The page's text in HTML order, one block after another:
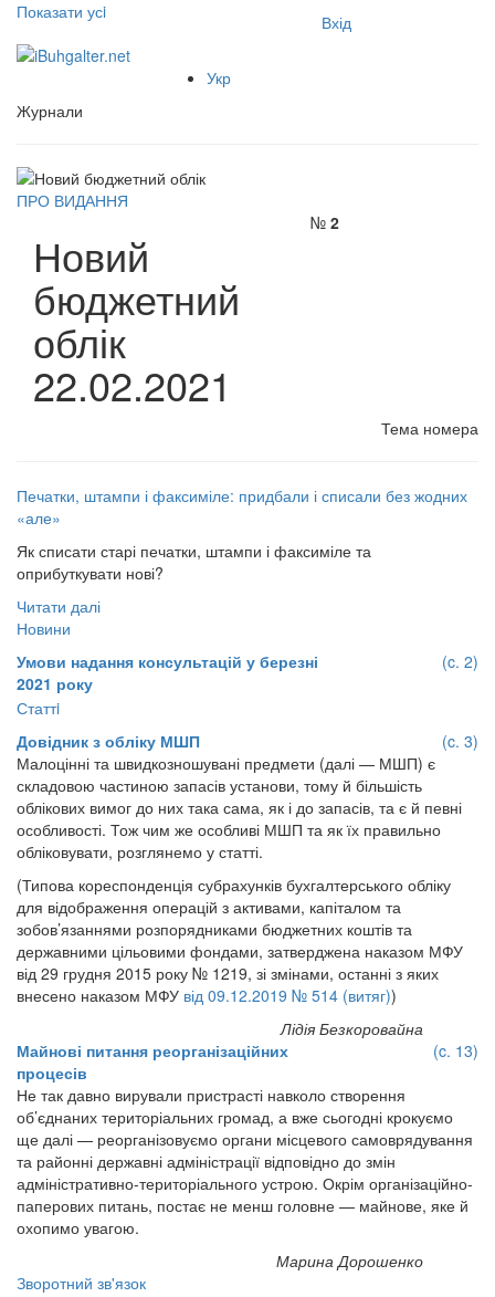
Показати усi Вхід
Укр
Журнали
ПРО ВИДАННЯ
Новий
бюджетний
облік
22.02.2021
№ 2
Тема номера
Печатки, штампи і факсиміле: придбали і списали без жодних
«але»
Як списати старі печатки, штампи і факсиміле та
оприбуткувати нові?
Читати далі
Новини
Умови надання консультацій у березні
2021 року
(c. 2)
Статтi
Довідник з обліку МШП
(c. 3)
Малоцінні та швидкозношувані предмети (далі — МШП) є
складовою частиною запасів установи, тому й більшість
облікових вимог до них така сама, як і до запасів, та є й певні
особливості. Тож чим же особливі МШП та як їх правильно
обліковувати, розглянемо у статті.
(Типова кореспонденція субрахунків бухгалтерського обліку
для відображення операцій з активами, капіталом та
зобов’язаннями розпорядниками бюджетних коштів та
державними цільовими фондами, затверджена наказом МФУ
від 29 грудня 2015 року № 1219, зі змінами, останні з яких
внесено наказом МФУ від 09.12.2019 № 514 (витяг))
Лідія Безкоровайна
Майнові питання реорганізаційних
процесів
(c. 13)
Не так давно вирували пристрасті навколо створення
об’єднаних територіальних громад, а вже сьогодні крокуємо
ще далі — реорганізовуємо органи місцевого самоврядування
та районні державні адміністрації відповідно до змін
адміністративно-територіального устрою. Окрім організаційно-
паперових питань, постає не менш головне — майнове, яке й
охопимо увагою.
Марина Дорошенко
Зворотний зв'язок